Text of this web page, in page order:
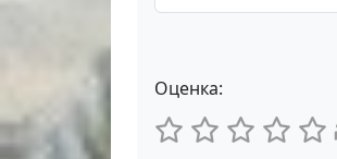
Оценка: